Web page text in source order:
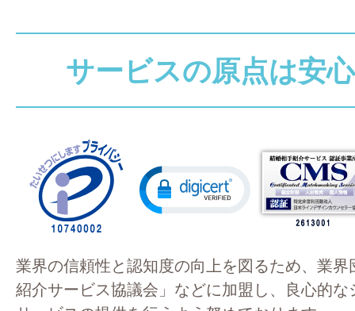
サービスの原点は安
業界の信頼性と認知度の向上を図るため、業界
紹介サービス協議会」などに加盟し、良心的な